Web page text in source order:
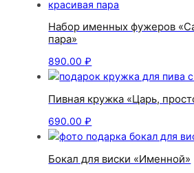
Набор именных фужеров
пара»
890.00₽
Пивная кружка «Царь,
690.00₽
Бокал для виски «Именной»